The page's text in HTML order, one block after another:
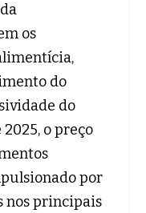
os
do
do
o preço
por
nos principais